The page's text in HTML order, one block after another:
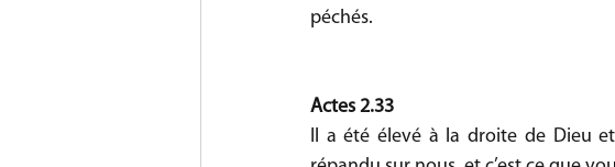
péchés.
Actes 2.33
Il a été élevé à la droite de Dieu